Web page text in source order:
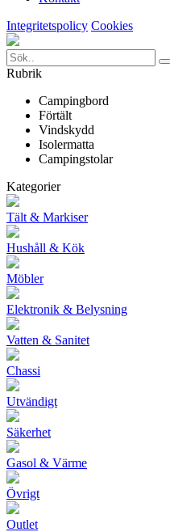
Integritetspolicy Cookies
Rubrik
Campingbord
Förtält
Vindskydd
Isolermatta
Campingstolar
Kategorier
Tält & Markiser
Hushåll & Kök
Möbler
Elektronik & Belysning
Vatten & Sanitet
Chassi
Utvändigt
Säkerhet
Gasol & Värme
Övrigt
Outlet